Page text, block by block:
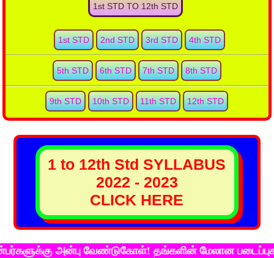
1st STD TO 12th STD
1st STD 2nd STD 3rd STD 4th STD
5th STD 6th STD 7th STD 8th STD
9th STD 10th STD 11th STD 12th STD
1 to 12th Std SYLLABUS
2022 - 2023
CLICK HERE
அன்பு வேண்டுகோள்! தங்களின் மேலான படைப்புகளை